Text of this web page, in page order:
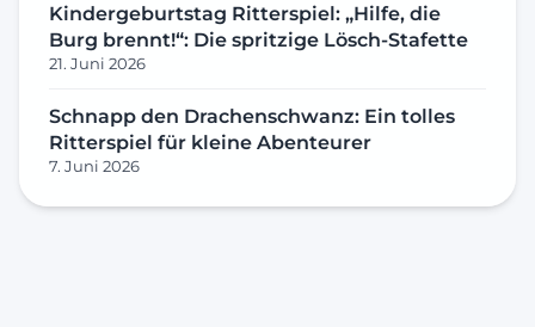
Kindergeburtstag Ritterspiel: „Hilfe, die
Burg brennt!“: Die spritzige Lösch-Stafette
21. Juni 2026
Schnapp den Drachenschwanz: Ein tolles
Ritterspiel für kleine Abenteurer
7. Juni 2026